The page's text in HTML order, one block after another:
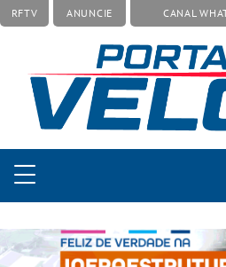
RFTV ANUNCIE CANAL